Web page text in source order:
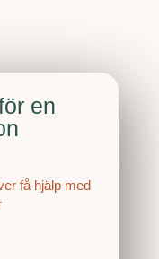
en
få hjälp med